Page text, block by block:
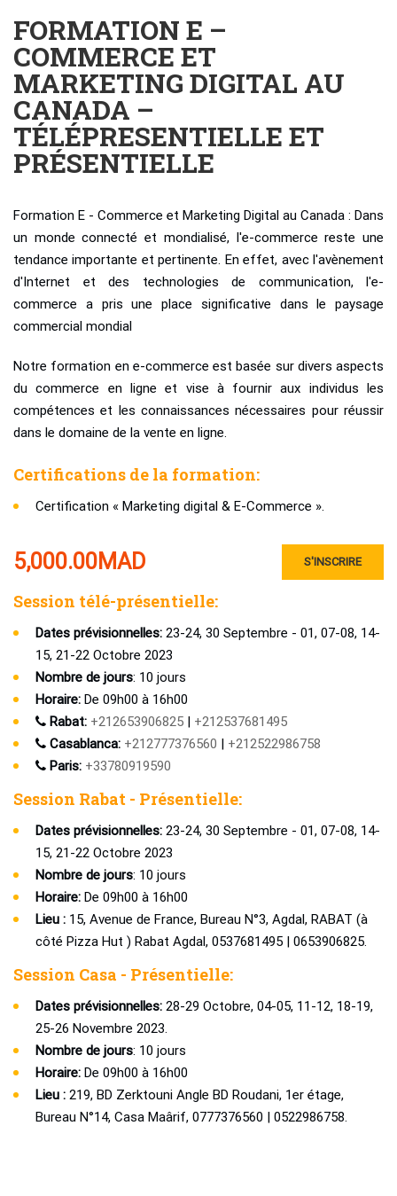
FORMATION E –
COMMERCE ET
MARKETING DIGITAL AU
CANADA –
TÉLÉPRESENTIELLE ET
PRÉSENTIELLE
Formation E - Commerce et Marketing Digital au Canada : Dans
un monde connecté et mondialisé, l'e-commerce reste une
tendance importante et pertinente. En effet, avec l'avènement
d'Internet et des technologies de communication, l'e-
commerce a pris une place significative dans le paysage
commercial mondial
Notre formation en e-commerce est basée sur divers aspects
du commerce en ligne et vise à fournir aux individus les
compétences et les connaissances nécessaires pour réussir
dans le domaine de la vente en ligne.
Certifications de la formation:
Certification « Marketing digital & E-Commerce ».
S'INSCRIRE
5,000.00MAD
Session télé-présentielle:
Dates prévisionnelles: 23-24, 30 Septembre - 01, 07-08, 14-
15, 21-22 Octobre 2023
Nombre de jours: 10 jours
Horaire: De 09h00 à 16h00
Rabat: +212653906825 | +212537681495
Casablanca: +212777376560 | +212522986758
Paris: +33780919590
Session Rabat - Présentielle:
Dates prévisionnelles: 23-24, 30 Septembre - 01, 07-08, 14-
15, 21-22 Octobre 2023
Nombre de jours: 10 jours
Horaire: De 09h00 à 16h00
Lieu : 15, Avenue de France, Bureau N°3, Agdal, RABAT (à
côté Pizza Hut ) Rabat Agdal, 0537681495 | 0653906825.
Session Casa - Présentielle:
Dates prévisionnelles: 28-29 Octobre, 04-05, 11-12, 18-19,
25-26 Novembre 2023.
Nombre de jours: 10 jours
Horaire: De 09h00 à 16h00
Lieu : 219, BD Zerktouni Angle BD Roudani, 1er étage,
Bureau N°14, Casa Maârif, 0777376560 | 0522986758.